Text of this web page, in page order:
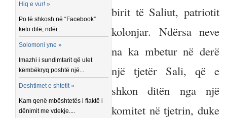
Hiq e vur! »
Po të shkosh në “Facebook”
këto ditë, ndër...
Solomoni yne »
Imazhi i sundimtarit që ulet
këmbëkryq poshtë një...
Deshtimet e shtetit »
Kam qenë mbështetës i flaktë i
dënimit me vdekje....
birit të Saliut, patriotit
kolonjar. Ndërsa neve
na ka mbetur në derë
një tjetër Sali, që e
shkon ditën nga një
komitet në tjetrin, duke